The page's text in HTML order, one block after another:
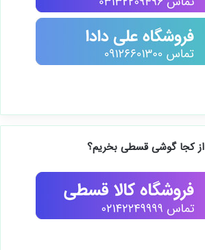
از کجا گوشی قسطی بخریم؟